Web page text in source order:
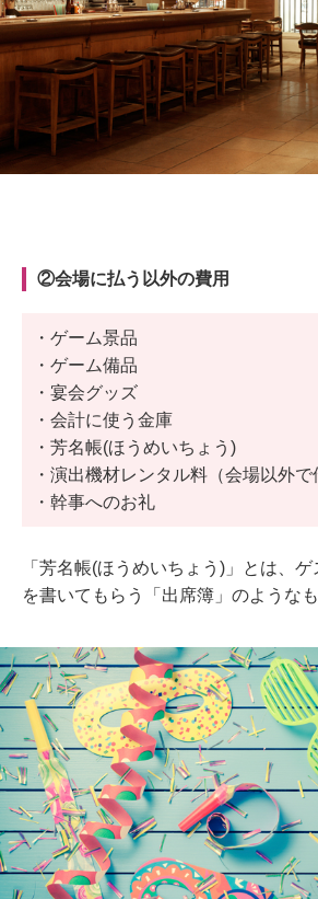
②会場に払う以外の費用
・ゲーム景品
・ゲーム備品
・宴会グッズ
・会計に使う金庫
・芳名帳(ほうめいちょう)
・演出機材レンタル料（会場以外で
・幹事へのお礼
「芳名帳(ほうめいちょう) 」とは、
を書いてもらう「出席簿」のようなも